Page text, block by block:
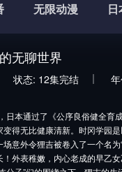
无限动漫
无聊世界
状态: 12集完结
日本通过了《公序良俗健全育
变得无比健康清新。时冈学园
意外令狸吉被卷入了一个名
！外表稚嫩，内心老成的早乙